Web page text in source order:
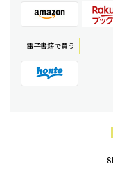
電⼦書籍で買う